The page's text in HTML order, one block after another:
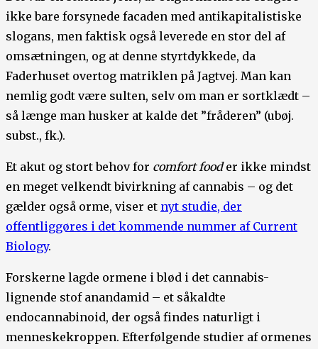
ikke bare forsynede facaden med antikapitalistiske
slogans, men faktisk også leverede en stor del af
omsætningen, og at denne styrtdykkede, da
Faderhuset overtog matriklen på Jagtvej. Man kan
nemlig godt være sulten, selv om man er sortklædt –
så længe man husker at kalde det ”fråderen” (ubøj.
subst., fk.).
Et akut og stort behov for comfort fooder ikke mindst
en meget velkendt bivirkning af cannabis – og det
gælder også orme, viser et nyt studie, der
offentliggøres i det kommende nummer af Current
Biology.
Forskerne lagde ormene i blød i det cannabis-
lignende stof anandamid – et såkaldte
endocannabinoid, der også findes naturligt i
menneskekroppen. Efterfølgende studier af ormenes